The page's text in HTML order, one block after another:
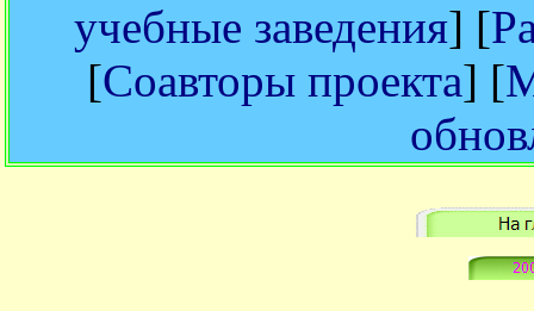
учебные заведения] [
[Соавторы проекта] [